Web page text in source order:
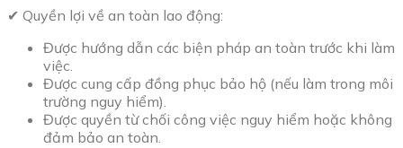
✔ Quyền lợi về an toàn lao động:
Được hướng dẫn các biện pháp an toàn trước khi làm
việc.
Được cung cấp đồng phục bảo hộ (nếu làm trong môi
trường nguy hiểm).
Được quyền từ chối công việc nguy hiểm hoặc không
đảm bảo an toàn.